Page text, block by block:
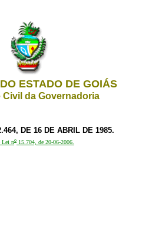
ESTADO DE GOIÁS
Civil da Governadoria
DE 16 DE ABRIL DE 1985.
Lei no 15.704, de 20-06-2006.